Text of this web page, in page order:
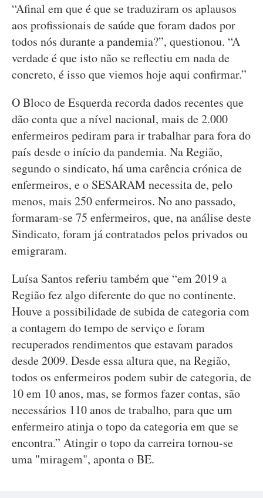
“Afinal em que é que se traduziram os aplausos
aos profissionais de saúde que foram dados por
todos nós durante a pandemia?”, questionou. “A
verdade é que isto não se reflectiu em nada de
concreto, é isso que viemos hoje aqui confirmar.”
O Bloco de Esquerda recorda dados recentes que
dão conta que a nível nacional, mais de 2.000
enfermeiros pediram para ir trabalhar para fora do
país desde o início da pandemia. Na Região,
segundo o sindicato, há uma carência crónica de
enfermeiros, e o SESARAM necessita de, pelo
menos, mais 250 enfermeiros. No ano passado,
formaram-se 75 enfermeiros, que, na análise deste
Sindicato, foram já contratados pelos privados ou
emigraram.
Luísa Santos referiu também que “em 2019 a
Região fez algo diferente do que no continente.
Houve a possibilidade de subida de categoria com
a contagem do tempo de serviço e foram
recuperados rendimentos que estavam parados
desde 2009. Desde essa altura que, na Região,
todos os enfermeiros podem subir de categoria, de
10 em 10 anos, mas, se formos fazer contas, são
necessários 110 anos de trabalho, para que um
enfermeiro atinja o topo da categoria em que se
encontra.” Atingir o topo da carreira tornou-se
uma "miragem", aponta o BE.